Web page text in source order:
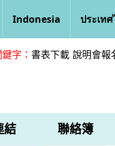
Indonesia ประเท
字： 書表下載 說明會報
結 聯絡簿